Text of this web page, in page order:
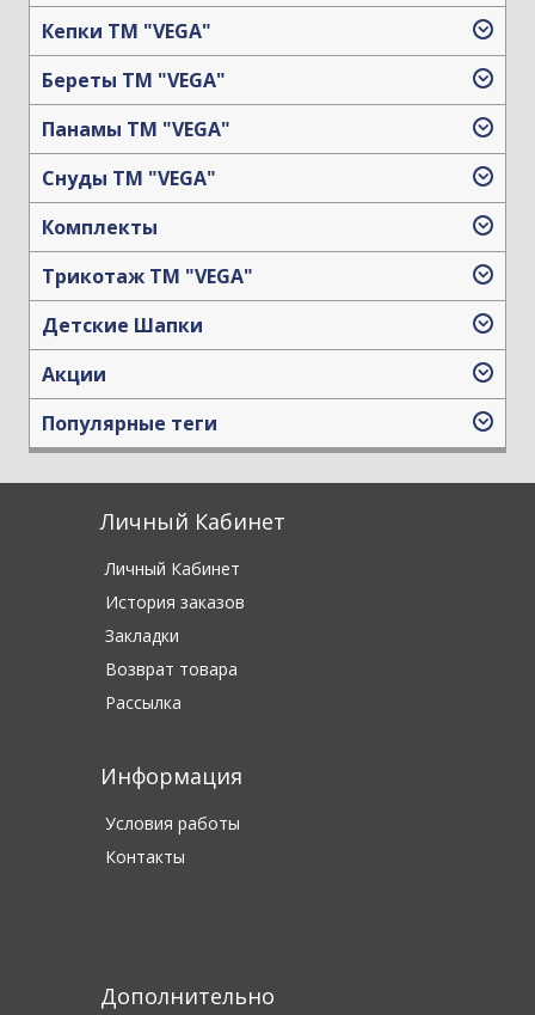
Кепки TM "VEGA"
Береты TM "VEGA"
Панамы TM "VEGA"
Снуды ТМ "VEGA"
Комплекты
Трикотаж TM "VEGA"
Детские Шапки
Акции
Популярные теги
Личный Кабинет
Личный Кабинет
История заказов
Закладки
Возврат товара
Рассылка
Информация
Условия работы
Контакты
Дополнительно